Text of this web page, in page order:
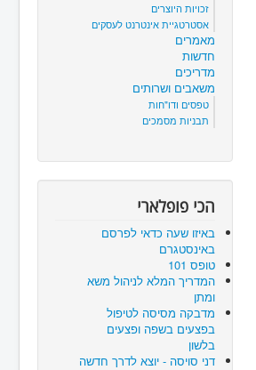
זכויות היוצרים
אסטרטגיית אינטרנט לעסקים
מאמרים
חדשות
מדריכים
משאבים ושרותים
טפסים ודו"חות
תבניות מסמכים
הכי פופלארי
באיזו שעה כדאי לפרסם
באינסטגרם
טופס 101
המדריך המלא לניהול משא
ומתן
מדבקה מסיסה לטיפול
בפצעים בשפה ופצעים
בלשון
דני סויסה - יוצא לדרך חדשה